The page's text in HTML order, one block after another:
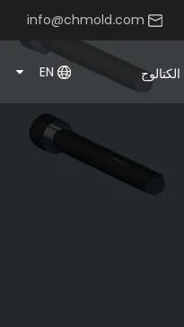
info@chmold.com
الكتالوج